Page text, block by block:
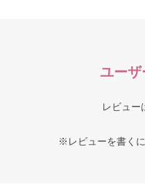
ユー
レビュー
※レビューを書く